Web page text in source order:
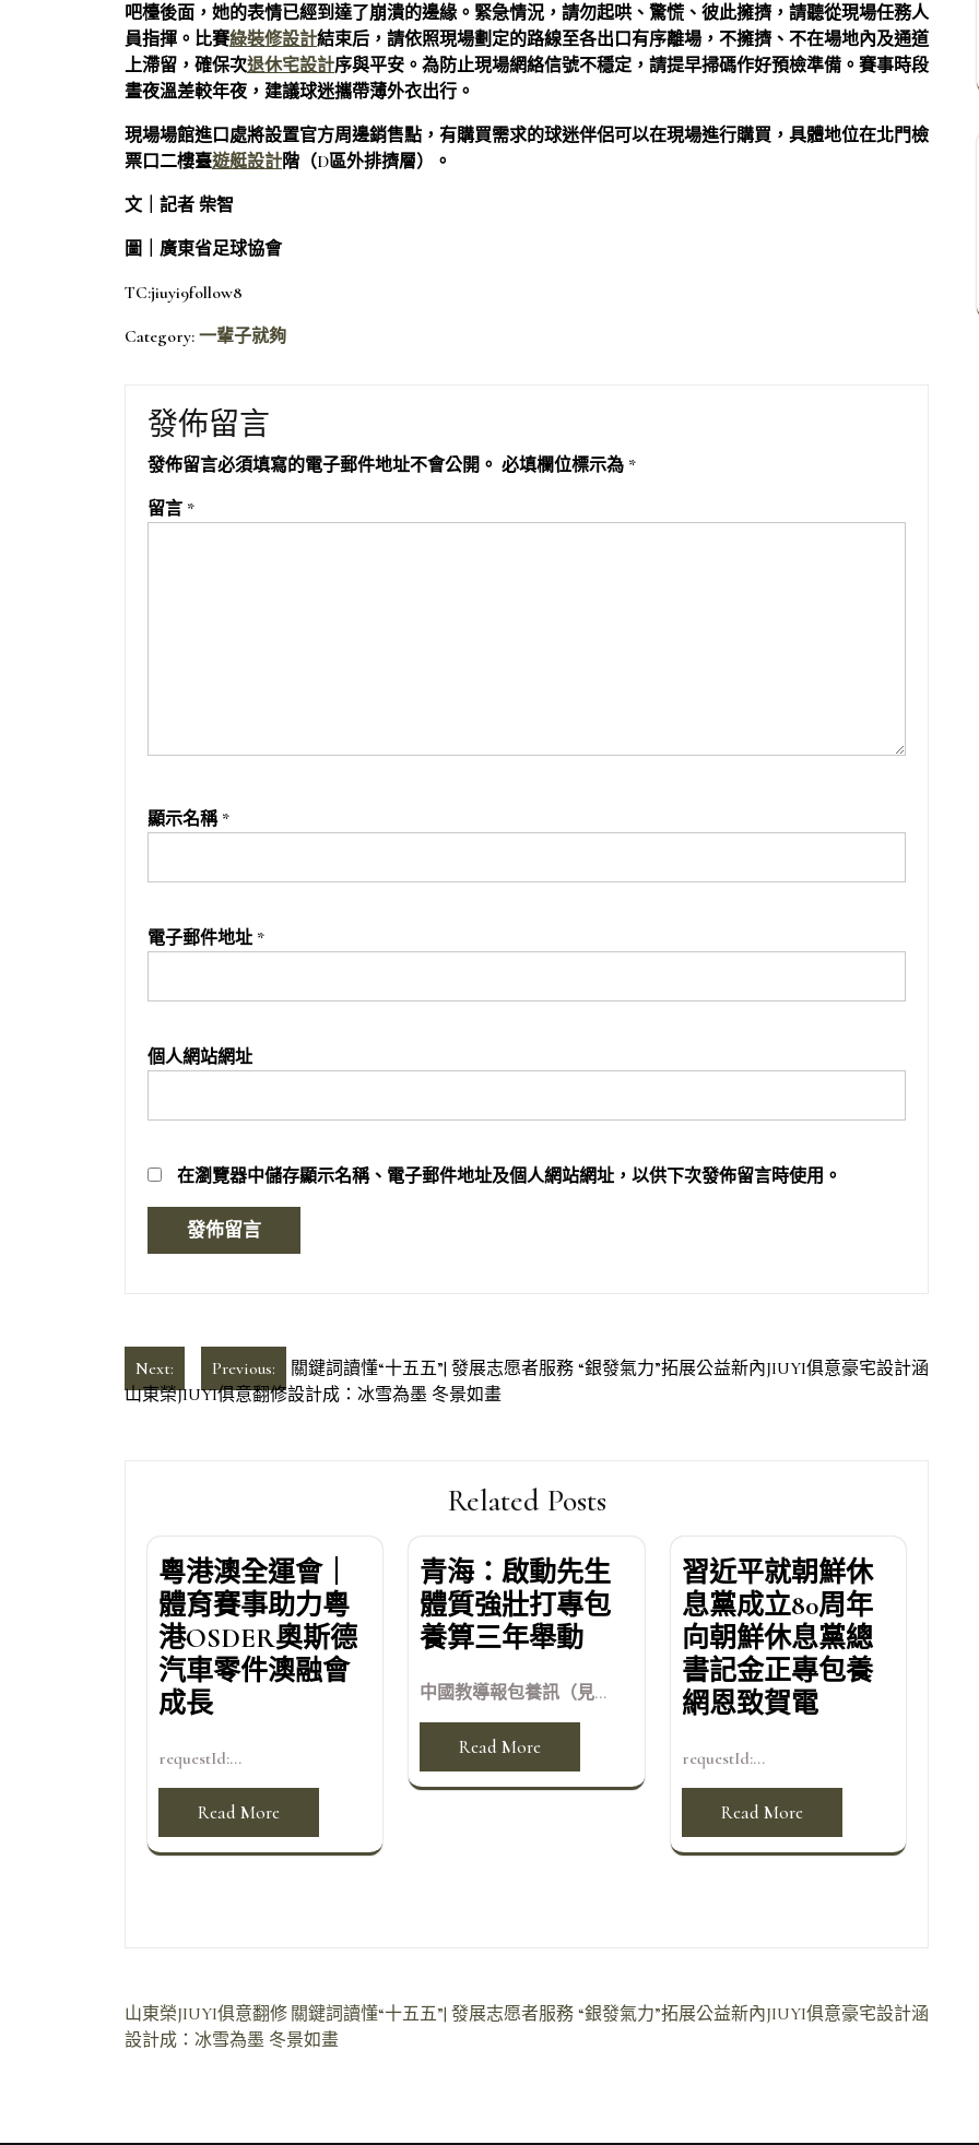
吧檯後面，她的表情已經到達了崩潰的邊緣。緊急情況，請勿起哄、驚慌、彼此擁擠，請聽從現場任務人
員指揮。比賽綠裝修設計結束后，請依照現場劃定的路線至各出口有序離場，不擁擠、不在場地內及通道
上滯留，確保次退休宅設計序與平安。為防止現場網絡信號不穩定，請提早掃碼作好預檢準備。賽事時段
晝夜溫差較年夜，建議球迷攜帶薄外衣出行。
現場場館進口處將設置官方周邊銷售點，有購買需求的球迷伴侶可以在現場進行購買，具體地位在北門檢
票口二樓臺遊艇設計階（D區外排擠層）。
文｜記者 柴智
圖｜廣東省足球協會
TC:jiuyi9follow8
Category: 一輩子就夠
發佈留言
發佈留言必須填寫的電子郵件地址不會公開。 必填欄位標示為 *
留言 *
顯示名稱 *
電子郵件地址 *
個人網站網址
在瀏覽器中儲存顯示名稱、電子郵件地址及個人網站網址，以供下次發佈留言時使用。
文
章
Previous: 關鍵詞讀懂“十五五”| 發展志愿者服務 “銀發氣力”拓展公益新內JIUYI俱意豪宅設計涵
Next:
山東榮JIUYI俱意翻修設計成：冰雪為墨 冬景如畫
Related Posts
粵港澳全運會｜
體育賽事助力粵
港OSDER奧斯德
汽車零件澳融會
成長
requestId:...
Read More
青海：啟動先生
體質強壯打專包
養算三年舉動
中國教導報包養訊（見...
Read More
習近平就朝鮮休
息黨成立80周年
向朝鮮休息黨總
書記金正專包養
網恩致賀電
requestId:...
Read More
文
章
關鍵詞讀懂“十五五”| 發展志愿者服務 “銀發氣力”拓展公益新內JIUYI俱意豪宅設計涵
山東榮JIUYI俱意翻修
設計成：冰雪為墨 冬景如畫